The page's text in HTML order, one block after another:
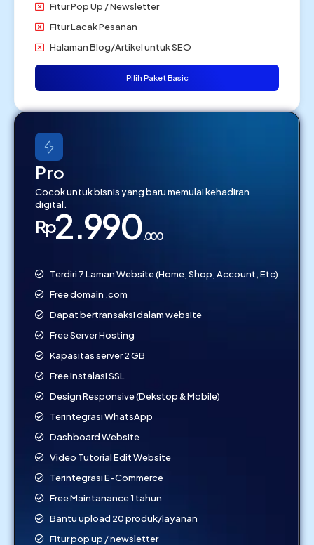
Fitur Pop Up / Newsletter
Fitur Lacak Pesanan
Halaman Blog/Artikel untuk SEO
Pilih Paket Basic
Pro
Cocok untuk bisnis yang baru memulai kehadiran
digital.
Rp2.990.000
Terdiri 7 Laman Website (Home, Shop, Account, Etc)
Free domain .com
Dapat bertransaksi dalam website
Free Server Hosting
Kapasitas server 2 GB
Free Instalasi SSL
Design Responsive (Dekstop & Mobile)
Terintegrasi WhatsApp
Dashboard Website
Video Tutorial Edit Website
Terintegrasi E-Commerce
Free Maintanance 1 tahun
Bantu upload 20 produk/layanan
Fitur pop up / newsletter